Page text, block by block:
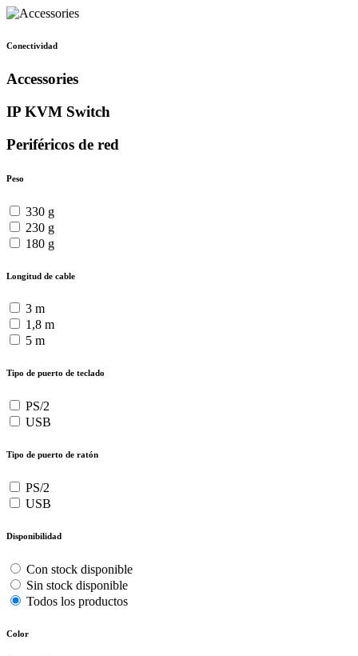
Conectividad
Accessories
IP KVM Switch
Periféricos de red
Peso
330 g
230 g
180 g
Longitud de cable
3 m
1,8 m
5 m
Tipo de puerto de teclado
PS/2
USB
Tipo de puerto de ratón
PS/2
USB
Disponibilidad
Con stock disponible
Sin stock disponible
Todos los productos
Color